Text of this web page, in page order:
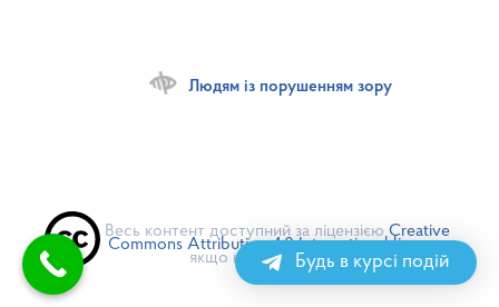
Людям із порушенням зору
Весь контент доступний за ліцензією Creative
Commons Attribution 4.0 International license,
якщо не зазначено іншеБудь в курсі подій